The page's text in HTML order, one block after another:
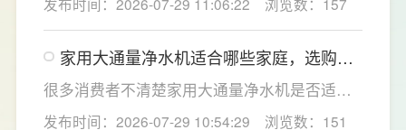
LESSO领尚为大家讲解适合母婴家庭的必备功
能配置。母婴冲奶、辅食、直饮对水温要求不
同，机型需搭载多档精准控温功能，45℃低温
冲奶、85℃泡辅食、100℃沸水冲泡茶饮一键
切换，不用反复烧水兑冷水，呵护宝宝娇嫩肠
胃。
家用大通量净水机适合哪些家庭，选购时
如何匹配用水场景吗？
很多消费者不清楚家用大通量净水机是否适配
自家户型，LESSO领尚建议，选购前一定要结
发布时间：2026-07-29 10:54:29 浏览数：151